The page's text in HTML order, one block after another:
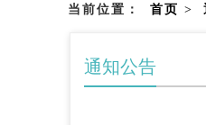
当前位置： 首页 >
通知公告